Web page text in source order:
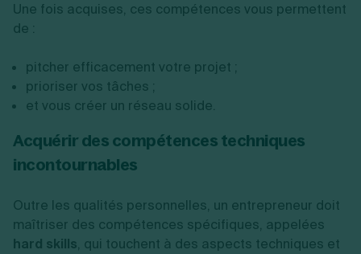
Une fois acquises, ces compétences vous permettent
de :
pitcher efficacement votre projet ;
prioriser vos tâches ;
et vous créer un réseau solide.
Acquérir des compétences techniques
incontournables
Outre les qualités personnelles, un entrepreneur doit
maîtriser des compétences spécifiques, appelées
hard skills, qui touchent à des aspects techniques et